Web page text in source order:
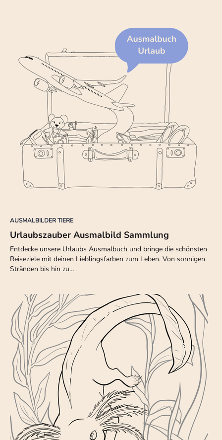
AUSMALBILDER TIERE
Urlaubszauber Ausmalbild Sammlung
Entdecke unsere Urlaubs Ausmalbuch und bringe die schönsten
Reiseziele mit deinen Lieblingsfarben zum Leben. Von sonnigen
Stränden bis hin zu…